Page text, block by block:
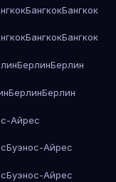
БангкокБангкок
БангкокБангкок
БерлинБерлин
БерлинБерлин
Айрес
Буэнос-Айрес
Буэнос-Айрес